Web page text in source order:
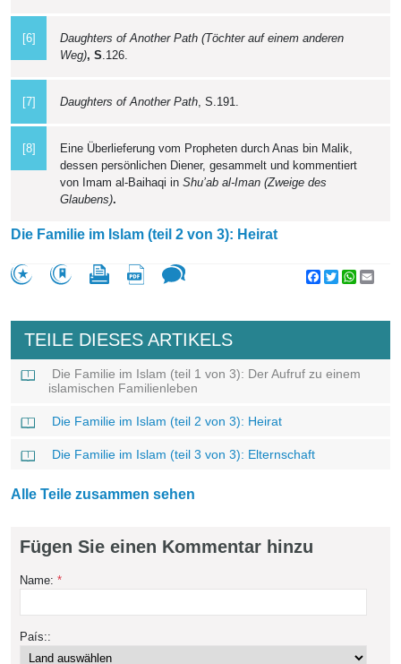
[6]
Daughters of Another Path (Töchter auf einem anderen
Weg), S.126.
[7] Daughters of Another Path, S.191.
[8]
Eine Überlieferung vom Propheten durch Anas bin Malik,
dessen persönlichen Diener, gesammelt und kommentiert
von Imam al-Baihaqi in Shu’ab al-Iman (Zweige des
Glaubens).
Die Familie im Islam (teil 2 von 3): Heirat
Facebook
Twitter
TEILE DIESES ARTIKELS
Die Familie im Islam (teil 1 von 3): Der Aufruf zu einem
islamischen Familienleben
Die Familie im Islam (teil 2 von 3): Heirat
Die Familie im Islam (teil 3 von 3): Elternschaft
Alle Teile zusammen sehen
Fügen Sie einen Kommentar hinzu
Name: *
País::